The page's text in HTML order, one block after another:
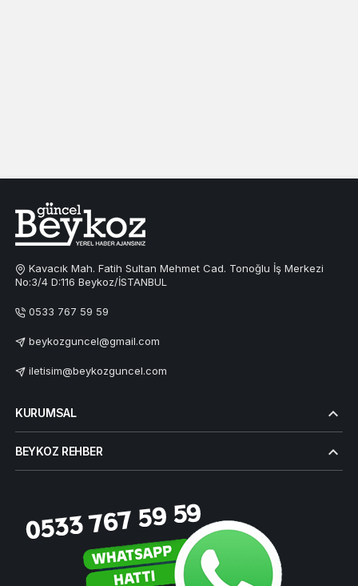
Kavacık Mah. Fatih Sultan Mehmet Cad. Tonoğlu İş Merkezi
No:3/4 D:116 Beykoz/İSTANBUL
0533 767 59 59
beykozguncel@gmail.com
iletisim@beykozguncel.com
KURUMSAL
BEYKOZ REHBER